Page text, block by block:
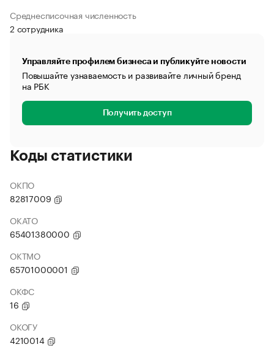
Среднесписочная численность
2 сотрудника
Управляйте профилем бизнеса и публикуйте новости
Повышайте узнаваемость и развивайте личный бренд
на РБК
Получить доступ
Коды статистики
ОКПО
82817009
ОКАТО
65401380000
ОКТМО
65701000001
ОКФС
16
ОКОГУ
4210014